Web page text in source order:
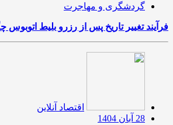
گردشگری و مهاجرت
فرآیند تغییر تاریخ پس از رزرو بلیط
اقتصاد آنلاین
28 آبان 1404